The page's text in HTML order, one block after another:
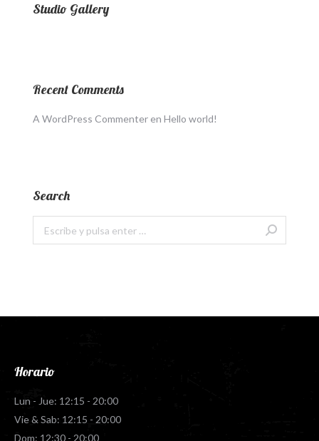
Studio Gallery
Recent Comments
A WordPress Commenter en Hello world!
Search
Horario
Lun - Jue: 12:15 - 20:00
Vie & Sab: 12:15 - 20:00
Dom: 12:30 - 20:00